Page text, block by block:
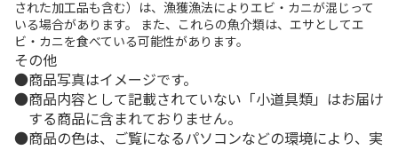
された加工品も含む）は、漁獲漁法によりエビ・カニが混じって
いる場合があります。 また、これらの魚介類は、エサとしてエ
ビ・カニを食べている可能性があります。
その他
商品写真はイメージです。
商品内容として記載されていない「小道具類」はお届け
する商品に含まれておりません。
商品の色は、ご覧になるパソコンなどの環境により、実